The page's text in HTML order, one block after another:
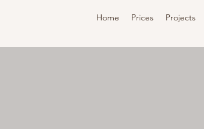
Home Prices Projects